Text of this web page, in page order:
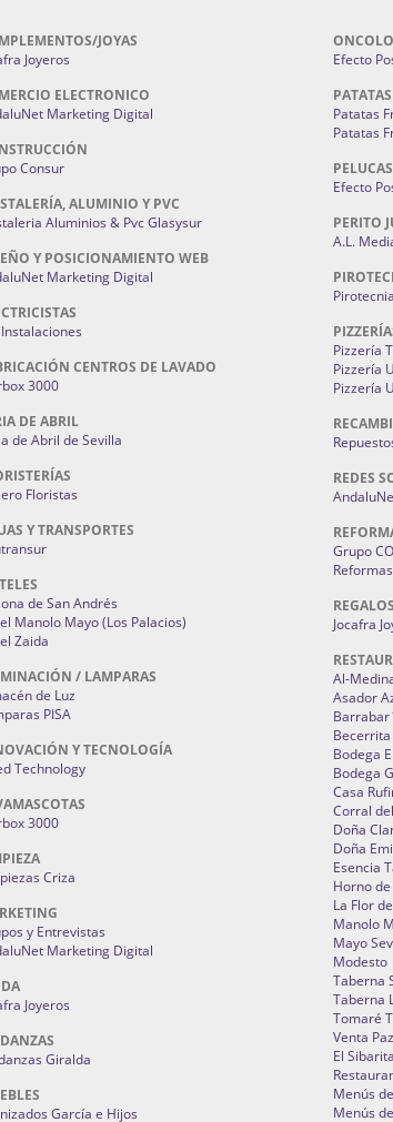
JOYAS
Joyeros
ELECTRONICO
Marketing Digital
Consur
ALUMINIO Y PVC
Aluminios & Pvc Glasysur
Y POSICIONAMIENTO WEB
Marketing Digital
CENTROS DE LAVADO
3000
DE ABRIL
de Abril de Sevilla
Floristas
Y TRANSPORTES
de San Andrés
Manolo Mayo (Los Palacios)
Zaida
/ LAMPARAS
de Luz
PISA
Y TECNOLOGÍA
Technology
3000
Criza
y Entrevistas
Marketing Digital
Joyeros
Giralda
García e Hijos
Efecto
Patatas
Patatas
PELUCAS
Efecto
PERITO
A.L.
Pizzería
Pizzería
Pizzería
REDES
Grupo
Jocafra
Al-
Asador
Becerrita
Bodega
Bodega
Casa
Corral
Doña
Doña
Esencia
Horno
La Flor
Manolo
Mayo
Modesto
Taberna
Taberna
Tomaré
Venta
El
Menús
Menús